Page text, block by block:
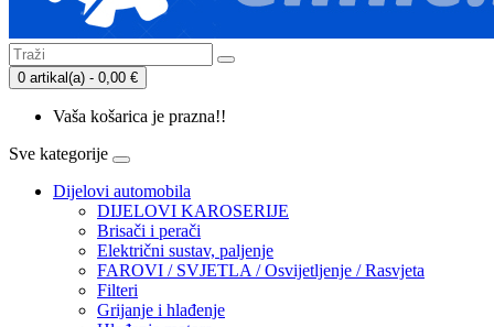
0 artikal(a) - 0,00 €
Vaša košarica je prazna!!
Sve kategorije
Dijelovi automobila
DIJELOVI KAROSERIJE
Brisači i perači
Električni sustav, paljenje
FAROVI / SVJETLA / Osvijetljenje / Rasvjeta
Filteri
Grijanje i hlađenje